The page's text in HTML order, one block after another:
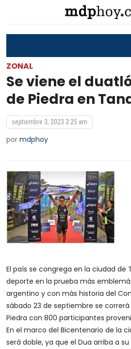
ZONAL
Se viene el
de Piedra en
septiembre 3, 2023 3:25 am
pormdphoy
El país se congrega en la ciudad de
deporte en la prueba más
argentino y con más historia del
sábado 23 de septiembre se
Piedra con 800 participantes
En el marco del Bicentenario de la
será doble, ya que el Dua arriba a su